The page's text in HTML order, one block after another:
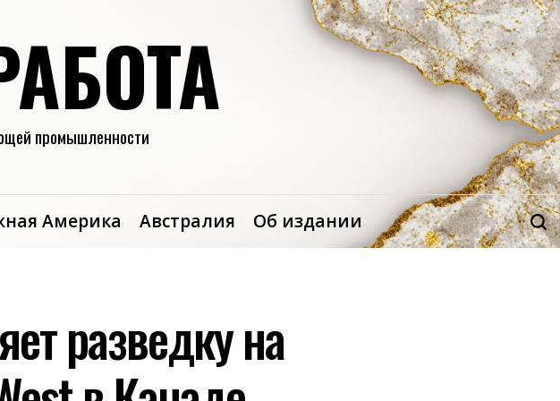
промышленности
Америка Австралия Об издании
разведку на